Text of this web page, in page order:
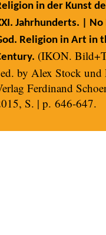
in der Kunst
Jahrhunderts. | No
Religion in Art in
(IKON.
by Alex Stock und
Ferdinand
S. | p. 646-647.